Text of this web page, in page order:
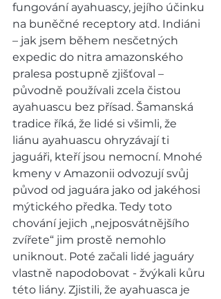
fungování ayahuascy, jejího účinku
na buněčné receptory atd. Indiáni
– jak jsem během nesčetných
expedic do nitra amazonského
pralesa postupně zjišťoval –
původně používali zcela čistou
ayahuascu bez přísad. Šamanská
tradice říká, že lidé si všimli, že
liánu ayahuascu ohryzávají ti
jaguáři, kteří jsou nemocní. Mnohé
kmeny v Amazonii odvozují svůj
původ od jaguára jako od jakéhosi
mýtického předka. Tedy toto
chování jejich „nejposvátnějšího
zvířete“ jim prostě nemohlo
uniknout. Poté začali lidé jaguáry
vlastně napodobovat - žvýkali kůru
této liány. Zjistili, že ayahuasca je